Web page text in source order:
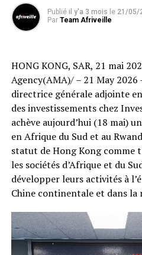
Publié il y'a 3 mois le 21/05/
Par Team Afriveille
HONG KONG, SAR, 21 mai
Agency(AMA)/ – 21 May 2026
directrice générale adjointe
des investissements chez
achève aujourd’hui (18 mai)
en Afrique du Sud et au
statut de Hong Kong
les sociétés d’Afrique et du
développer leurs activités à
Chine continentale et dans la